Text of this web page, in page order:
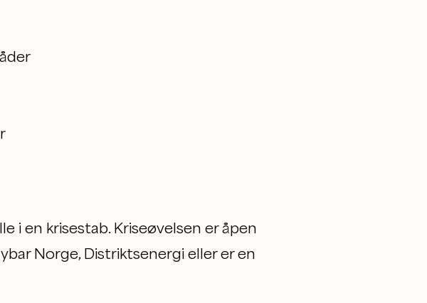
i en krisestab. Kriseøvelsen er åpen
Norge, Distriktsenergi eller er en